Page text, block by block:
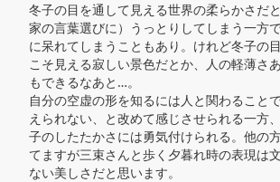
冬子の目を通して見える世界の柔らかさだ
家の言葉選びに）うっとりしてしまう一方
に呆れてしまうこともあり。けれど冬子の
こそ見える寂しい景色だとか、人の軽薄さ
もできるなあと…。
自分の空虚の形を知るには人と関わること
えられない、と改めて感じさせられる一方
子のしたたかさには勇気付けられる。他の
てますが三束さんと歩く夕暮れ時の表現は
ない美しさだと思います。